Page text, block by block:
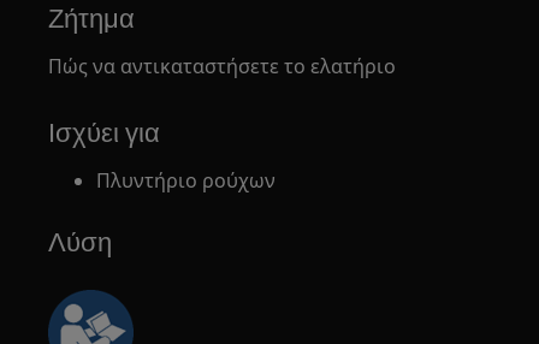
Ζήτημα
Πώς να αντικαταστήσετε το ελατήριο
Ισχύει για
Πλυντήριο ρούχων
Λύση